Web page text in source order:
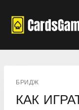
БРИДЖ
КАК